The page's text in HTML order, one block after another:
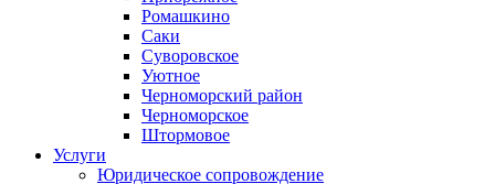
Ромашкино
Саки
Суворовское
Уютное
Черноморский район
Черноморское
Штормовое
Услуги
Юридическое сопровождение